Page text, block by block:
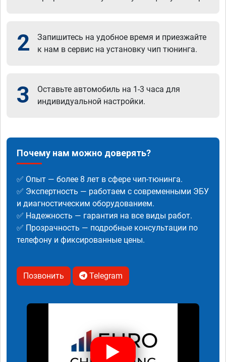
2
Запишитесь на удобное время и приезжайте
к нам в сервис на установку чип тюнинга.
3
Оставьте автомобиль на 1-3 часа для
индивидуальной настройки.
Почему нам можно доверять?
✅ Опыт — более 8 лет в сфере чип-тюнинга.
✅ Экспертность — работаем с современными ЭБУ
и диагностическим оборудованием.
✅ Надежность — гарантия на все виды работ.
✅ Прозрачность — подробные консультации по
телефону и фиксированные цены.
Позвонить Telegram